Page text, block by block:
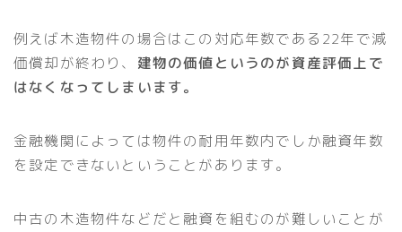
例えば木造物件の場合はこの対応年数である22年で減
価償却が終わり、 建物の価値というのが資産評価上で
はなくなってしまいます。
金融機関によっては物件の耐用年数内でしか融資年数
を設定できないということがあります。
中古の木造物件などだと融資を組むのが難しいことが